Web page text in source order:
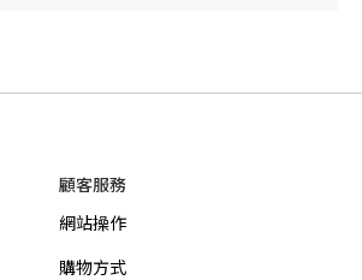
顧客服務
網站操作
購物方式